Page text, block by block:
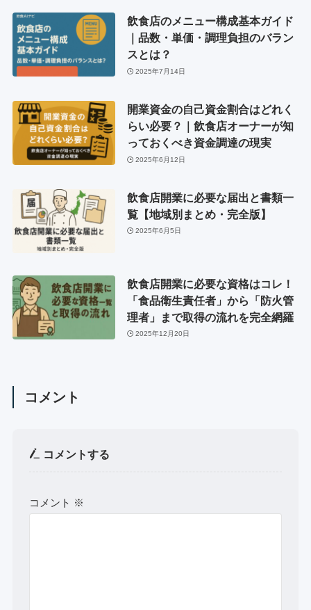
飲食店のメニュー構成基本ガイド
｜品数・単価・調理負担のバラン
スとは？
2025年7月14日
開業資金の自己資金割合はどれく
らい必要？｜飲食店オーナーが知
っておくべき資金調達の現実
2025年6月12日
飲食店開業に必要な届出と書類一
覧【地域別まとめ・完全版】
2025年6月5日
飲食店開業に必要な資格はコレ！
「食品衛生責任者」から「防火管
理者」まで取得の流れを完全網羅
2025年12月20日
コメント
コメントする
コメント ※